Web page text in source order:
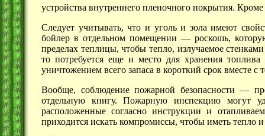
устройства внутреннего пленочного покрытия.
Следует учитывать, что и уголь и зола имеют
бойлер в отдельном помещении —роскошь,
пределах теплицы, чтобы тепло, излучаемое
то потребуется еще и место для хранения
уничтожением всего запаса в короткий срок вместе с
Вообще, соблюдение пожарной безопасности —
отдельную книгу. Пожарную инспекцию могут
расположенные согласно инструкции и
приходится искать компромиссы, чтобы иметь тепло